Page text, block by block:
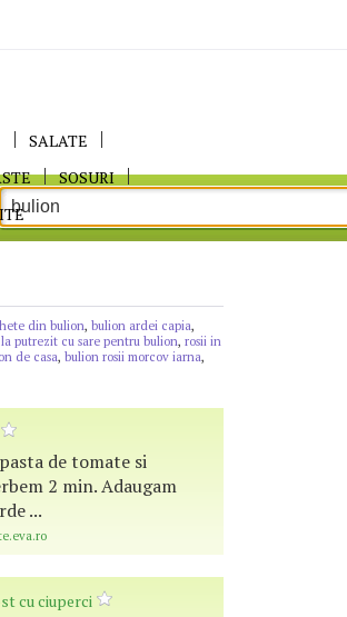
SALATE
SOSURI
din bulion, bulion ardei capia,
putrezit cu sare pentru bulion, rosii in
de casa, bulion rosii morcov iarna,
de tomate si
2 min. Adaugam
...
cu ciuperci